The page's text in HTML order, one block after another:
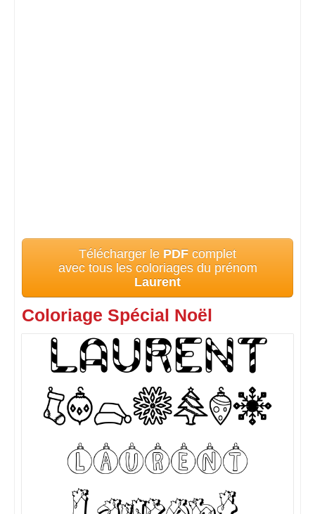
Télécharger le PDF complet
avec tous les coloriages du prénom
Laurent
Coloriage Spécial Noël